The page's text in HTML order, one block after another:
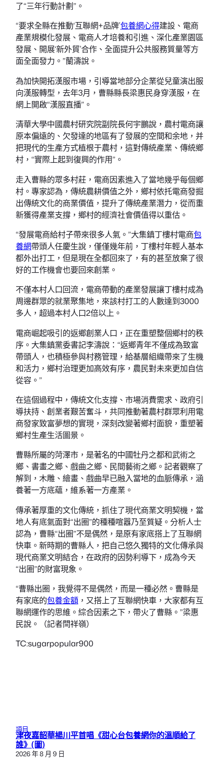
了“三年行動計劃”。
“要求全縣在推動‘互聯網+品牌’包養網心得建設、電商
產業規模化發展、電商人才培養和引進、深化產業園區
發展、開展‘新外貿’合作、全面提升公共服務質量等方
面全面發力。”蘭濤說。
為加快開拓漢服市場，引導當地部分企業從兒童演出服
向漢服轉型，去年3月，曹縣縣長梁惠民身穿漢服，在
網上開啟“漢服直播”。
清華大學中國農村研究院副院長何宇鵬說，農村電商讓
原本偏遠的、欠發達的地區有了發展的空間和余地，并
把現代的生產方式植根于農村，這對傳統產業、傳統鄉
村，“實際上起到復興的作用”。
走入曹縣的眾多村莊，電商因素進入了當地幾乎每個鄉
村。專家認為，傳統農耕價值之外，鄉村依托電商發掘
出傳統文化的商業價值，提升了傳統產業潛力，從而重
新獲得產業支撐，鄉村的經濟社會價值得以重估。
“發展電商給村子帶來很多人氣。”大集鎮丁樓村電商包
養網帶頭人任慶生說，僅僅幾年前，丁樓村年輕人基本
都外出打工，但是現在全都回來了，有的甚至放棄了很
好的工作機會也要回來創業。
不僅本村人口回流，電商帶動的產業發展讓丁樓村成為
周邊群眾的就業聚集地，來該村打工的人數達到3000
多人，超過本村人口2倍以上。
電商崛起吸引的返鄉創業人口，正在重塑整個鄉村的秩
序。大集鎮黨委書記李濤說：“返鄉青年不僅成為致富
帶頭人，也積極參與村務管理，給基層組織帶來了生機
和活力，鄉村治理更加高效有序，農民對未來更加自信
從容。”
在這個過程中，傳統文化支撐、市場消費需求、政府引
導扶持、創業者艱苦奮斗，共同推動著農村群眾利用電
商發家致富夢想的實現，深刻改變著鄉村面貌，重塑著
鄉村生產生活圖景。
曹縣所屬的菏澤市，是著名的中國牡丹之都和武術之
鄉、書畫之鄉、戲曲之鄉、民間藝術之鄉。記者觀察了
解到，木雕、繪畫、戲曲早已融入當地的血脈傳承，涵
養著一方底蘊，維系著一方產業。
傳承著厚重的文化傳統，抓住了現代商業文明契機，當
地人有底氣面對“出圈”的種種喧囂乃至質疑。分析人士
認為，曹縣“出圈”不是偶然，是原有家底搭上了互聯網
快車。新時期的曹縣人，把自己悠久獨特的文化傳承與
現代商業文明結合，在政府的因勢利導下，成為今天
“出圈”的財富現象。
“曹縣出圈，我覺得不是偶然，而是一種必然。曹縣是
有家底的包養金額 ，又搭上了互聯網快車，大家都有互
聯網運作的思維。綜合因素之下，帶火了曹縣。”梁惠
民說。（記者閆祥嶺）
TC:sugarpopular900
項目
津夜嘉韶華楊川平首唱《甜心台包養網你的溫順給了
誰》(圖)
2026 年 8 月 9 日